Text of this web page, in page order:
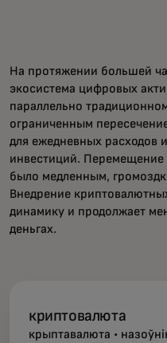
На протяжении большей
экосистема цифровых
параллельно
ограниченным
для ежедневных расходов
инвестиций. Перемещение
было медленным,
Внедрение
динамику и продолжает
деньгах.
криптовалюта
крыптавалюта ·